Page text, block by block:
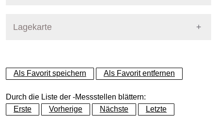
Lagekarte
+
−
Als Favorit speichern Als Favorit entfernen
Durch die Liste der -Messstellen blättern:
Erste
Vorherige Nächste Letzte